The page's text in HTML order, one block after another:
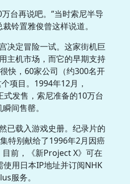
台再说吧。”当时索尼半导
铃置雅俊曾这样说道。
决定冒险一试。这家街机巨
主机市场，而它的早期支持
快，60家公司（约300名开
项目。1994年12月，
发售，索尼准备的10万台
间售罄。
已载入游戏史册。纪录片的
特别献给了1996年2月因癌
前，《新Project X》可在
使用日本IP地址并订阅NHK
服务。